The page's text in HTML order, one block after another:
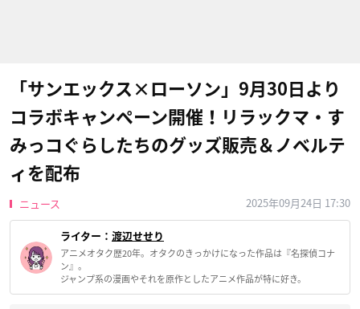
「サンエックス×ローソン」9月30日より
コラボキャンペーン開催！リラックマ・す
みっコぐらしたちのグッズ販売＆ノベルテ
ィを配布
ニュース 2025年09月24日 17:30
ライター： 渡辺せせり
アニメオタク歴20年。オタクのきっかけになった作品は『名探偵コナ
ン』。
ジャンプ系の漫画やそれを原作としたアニメ作品が特に好き。